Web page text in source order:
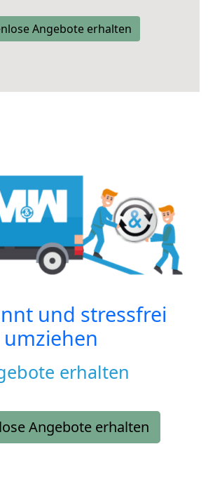
Angebote erhalten
und stressfrei
umziehen
erhalten
Angebote erhalten